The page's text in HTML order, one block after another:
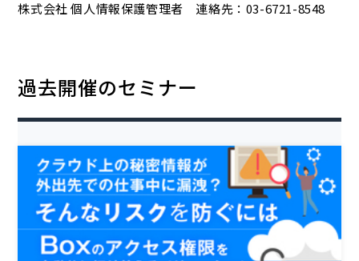
株式会社 個人情報保護管理者 連絡先：03-6721-8548
過去開催のセミナー